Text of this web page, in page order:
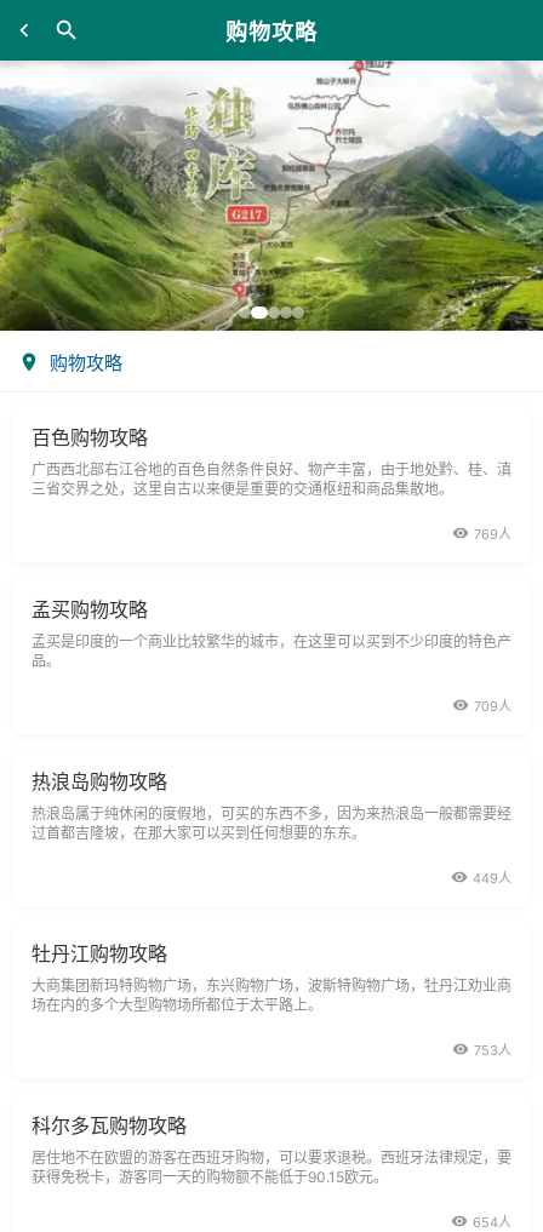
购物攻略
购物攻略
百色购物攻略
广西西北部右江谷地的百色自然条件良好、物产丰富，由于地处黔、桂、滇
三省交界之处，这里自古以来便是重要的交通枢纽和商品集散地。
769人
孟买购物攻略
孟买是印度的一个商业比较繁华的城市，在这里可以买到不少印度的特色产
品。
709人
热浪岛购物攻略
热浪岛属于纯休闲的度假地，可买的东西不多，因为来热浪岛一般都需要经
过首都吉隆坡，在那大家可以买到任何想要的东东。
449人
牡丹江购物攻略
大商集团新玛特购物广场，东兴购物广场，波斯特购物广场，牡丹江劝业商
场在内的多个大型购物场所都位于太平路上。
753人
科尔多瓦购物攻略
居住地不在欧盟的游客在西班牙购物，可以要求退税。西班牙法律规定，要
获得免税卡，游客同一天的购物额不能低于90.15欧元。
654人